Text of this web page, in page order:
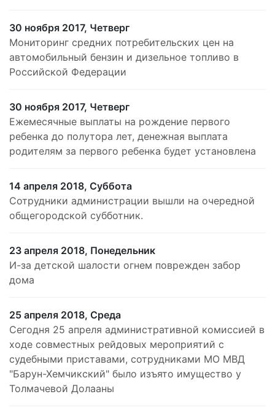
30 ноября 2017, Четверг
Мониторинг средних потребительских цен на
автомобильный бензин и дизельное топливо в
Российской Федерации
30 ноября 2017, Четверг
Ежемесячные выплаты на рождение первого
ребенка до полутора лет, денежная выплата
родителям за первого ребенка будет установлена
14 апреля 2018, Суббота
Сотрудники администрации вышли на очередной
общегородской субботник.
23 апреля 2018, Понедельник
И-за детской шалости огнем поврежден забор
дома
25 апреля 2018, Среда
Сегодня 25 апреля административной комиссией в
ходе совместных рейдовых мероприятий с
судебными приставами, сотрудниками МО МВД
"Барун-Хемчикский" было изъято имущество у
Толмачевой Долааны